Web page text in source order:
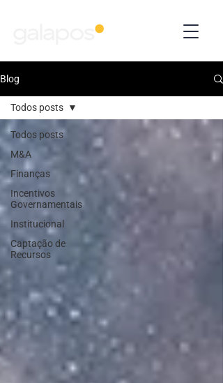
Blog
Todos posts
M&A
Finanças
Incentivos
Governamentais
Institucional
Captação de
Recursos
Todos posts